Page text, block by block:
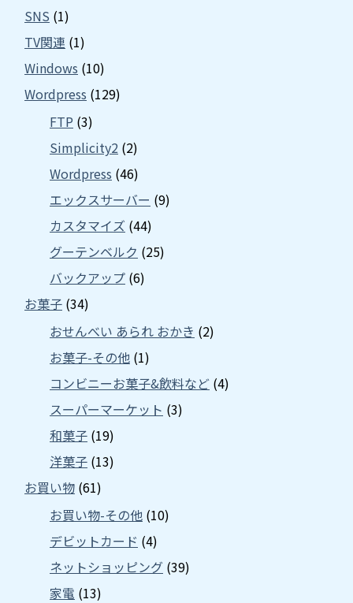
SNS (1)
TV関連 (1)
Windows (10)
Wordpress (129)
FTP (3)
Simplicity2 (2)
Wordpress (46)
エックスサーバー (9)
カスタマイズ (44)
グーテンベルク (25)
バックアップ (6)
お菓子 (34)
おせんべい あられ おかき (2)
お菓子-その他 (1)
コンビニーお菓子&飲料など (4)
スーパーマーケット (3)
和菓子 (19)
洋菓子 (13)
お買い物 (61)
お買い物-その他 (10)
デビットカード (4)
ネットショッピング (39)
家電 (13)